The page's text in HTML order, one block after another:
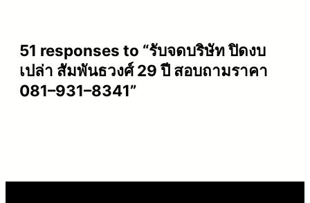
51 responses to “รับจดบริษัท ปิดงบ
เปล่า สัมพันธวงศ์ 29 ปี สอบถามราคา
081–931–8341”